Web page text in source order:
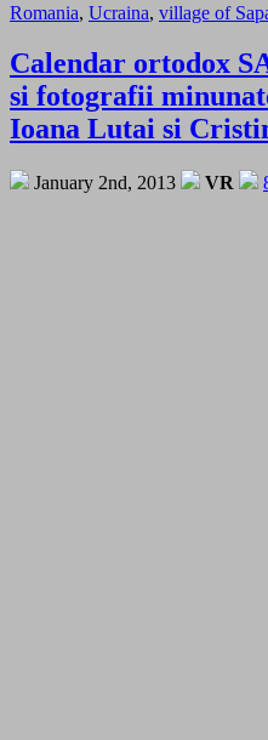
Romania, Ucraina, village of
Calendar ortodox
si fotografii
Ioana Lutai si
January 2nd, 2013 VR